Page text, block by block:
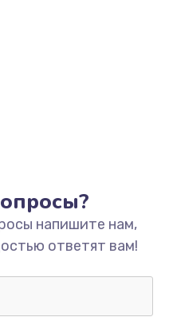
кофемолки
напишите нам,
ответят вам!